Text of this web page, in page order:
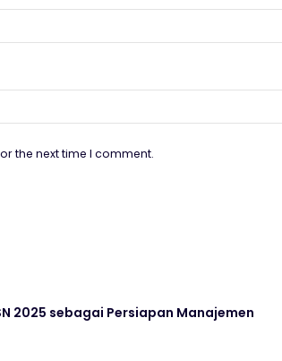
the next time I comment.
2025 sebagai Persiapan Manajemen